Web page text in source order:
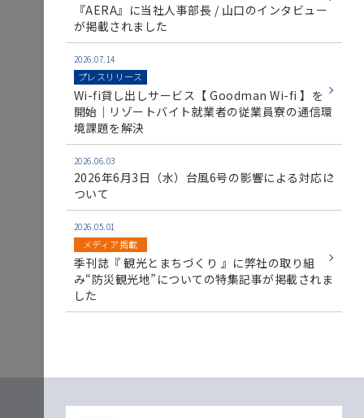
『AERA』に当社人事部長 / 山口のインタビュー
が掲載されました
2026.07.14
プレスリリース
Wi-fi貸し出しサービス【 Goodman Wi-fi 】を
開始｜リゾートバイト就業者の従業員寮の通信環
境課題を解決
2026.06.03
2026年6月3日（水）台風6号の影響による対応に
ついて
2026.05.01
メディア掲載
季刊誌『 観光とまちづくり 』に弊社の取り組
み“防災観光地”についての特集記事が掲載されま
した